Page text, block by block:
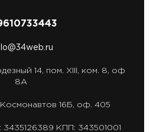
14, пом. XIII, ком. 8, оф
8А
Космонавтов 16Б, оф. 405
3435126389 КПП: 343501001